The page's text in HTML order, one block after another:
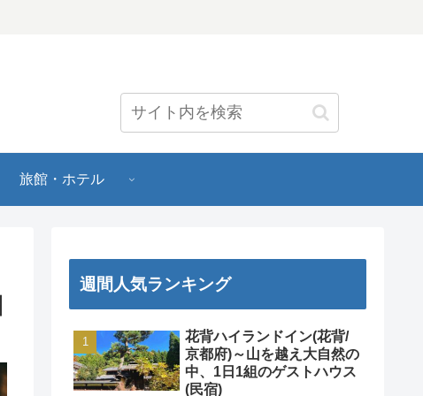
旅館・ホテル
週間人気ランキング
花背ハイランドイン(花背/
京都府)～山を越え大自然の
中、1日1組のゲストハウス
(民宿)